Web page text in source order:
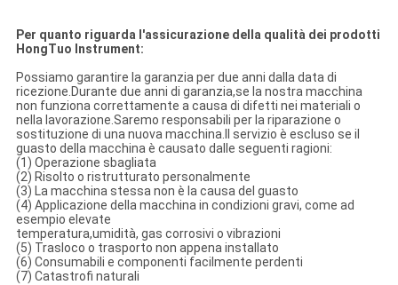
Per quanto riguarda l'assicurazione della qualità dei prodotti
HongTuo Instrument:
Possiamo garantire la garanzia per due anni dalla data di
ricezione.Durante due anni di garanzia,se la nostra macchina
non funziona correttamente a causa di difetti nei materiali o
nella lavorazione.Saremo responsabili per la riparazione o
sostituzione di una nuova macchina.Il servizio è escluso se il
guasto della macchina è causato dalle seguenti ragioni:
(1) Operazione sbagliata
(2) Risolto o ristrutturato personalmente
(3) La macchina stessa non è la causa del guasto
(4) Applicazione della macchina in condizioni gravi, come ad
esempio elevate
temperatura,umidità, gas corrosivi o vibrazioni
(5) Trasloco o trasporto non appena installato
(6) Consumabili e componenti facilmente perdenti
(7) Catastrofi naturali